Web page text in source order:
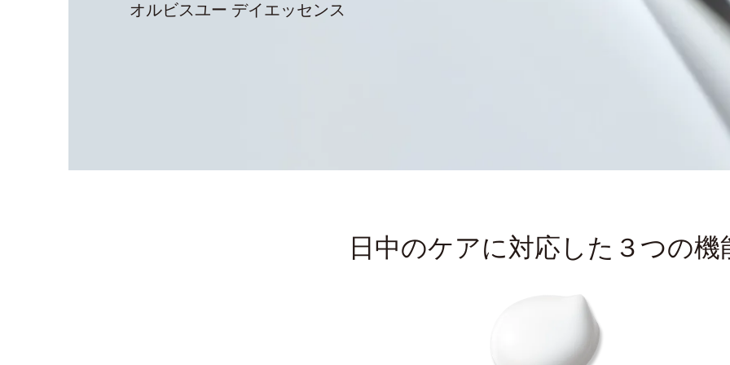
オルビスユー デイエッセンス
日中のケアに対応した３つの機